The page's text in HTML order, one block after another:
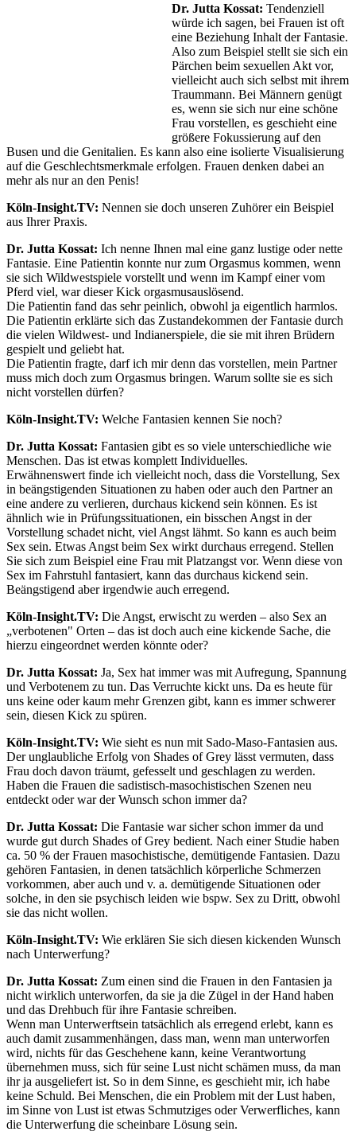
Dr. Jutta Kossat: Tendenziell
würde ich sagen, bei Frauen ist oft
eine Beziehung Inhalt der Fantasie.
Also zum Beispiel stellt sie sich ein
Pärchen beim sexuellen Akt vor,
vielleicht auch sich selbst mit ihrem
Traummann. Bei Männern genügt
es, wenn sie sich nur eine schöne
Frau vorstellen, es geschieht eine
größere Fokussierung auf den
Busen und die Genitalien. Es kann also eine isolierte Visualisierung
auf die Geschlechtsmerkmale erfolgen. Frauen denken dabei an
mehr als nur an den Penis!
Köln-Insight.TV: Nennen sie doch unseren Zuhörer ein Beispiel
aus Ihrer Praxis.
Dr. Jutta Kossat: Ich nenne Ihnen mal eine ganz lustige oder nette
Fantasie. Eine Patientin konnte nur zum Orgasmus kommen, wenn
sie sich Wildwestspiele vorstellt und wenn im Kampf einer vom
Pferd viel, war dieser Kick orgasmusauslösend.
Die Patientin fand das sehr peinlich, obwohl ja eigentlich harmlos.
Die Patientin erklärte sich das Zustandekommen der Fantasie durch
die vielen Wildwest- und Indianerspiele, die sie mit ihren Brüdern
gespielt und geliebt hat.
Die Patientin fragte, darf ich mir denn das vorstellen, mein Partner
muss mich doch zum Orgasmus bringen. Warum sollte sie es sich
nicht vorstellen dürfen?
Köln-Insight.TV: Welche Fantasien kennen Sie noch?
Dr. Jutta Kossat: Fantasien gibt es so viele unterschiedliche wie
Menschen. Das ist etwas komplett Individuelles.
Erwähnenswert finde ich vielleicht noch, dass die Vorstellung, Sex
in beängstigenden Situationen zu haben oder auch den Partner an
eine andere zu verlieren, durchaus kickend sein können. Es ist
ähnlich wie in Prüfungssituationen, ein bisschen Angst in der
Vorstellung schadet nicht, viel Angst lähmt. So kann es auch beim
Sex sein. Etwas Angst beim Sex wirkt durchaus erregend. Stellen
Sie sich zum Beispiel eine Frau mit Platzangst vor. Wenn diese von
Sex im Fahrstuhl fantasiert, kann das durchaus kickend sein.
Beängstigend aber irgendwie auch erregend.
Köln-Insight.TV: Die Angst, erwischt zu werden – also Sex an
„verbotenen" Orten – das ist doch auch eine kickende Sache, die
hierzu eingeordnet werden könnte oder?
Dr. Jutta Kossat: Ja, Sex hat immer was mit Aufregung, Spannung
und Verbotenem zu tun. Das Verruchte kickt uns. Da es heute für
uns keine oder kaum mehr Grenzen gibt, kann es immer schwerer
sein, diesen Kick zu spüren.
Köln-Insight.TV: Wie sieht es nun mit Sado-Maso-Fantasien aus.
Der unglaubliche Erfolg von Shades of Grey lässt vermuten, dass
Frau doch davon träumt, gefesselt und geschlagen zu werden.
Haben die Frauen die sadistisch-masochistischen Szenen neu
entdeckt oder war der Wunsch schon immer da?
Dr. Jutta Kossat: Die Fantasie war sicher schon immer da und
wurde gut durch Shades of Grey bedient. Nach einer Studie haben
ca. 50 % der Frauen masochistische, demütigende Fantasien. Dazu
gehören Fantasien, in denen tatsächlich körperliche Schmerzen
vorkommen, aber auch und v. a. demütigende Situationen oder
solche, in den sie psychisch leiden wie bspw. Sex zu Dritt, obwohl
sie das nicht wollen.
Köln-Insight.TV: Wie erklären Sie sich diesen kickenden Wunsch
nach Unterwerfung?
Dr. Jutta Kossat: Zum einen sind die Frauen in den Fantasien ja
nicht wirklich unterworfen, da sie ja die Zügel in der Hand haben
und das Drehbuch für ihre Fantasie schreiben.
Wenn man Unterwerftsein tatsächlich als erregend erlebt, kann es
auch damit zusammenhängen, dass man, wenn man unterworfen
wird, nichts für das Geschehene kann, keine Verantwortung
übernehmen muss, sich für seine Lust nicht schämen muss, da man
ihr ja ausgeliefert ist. So in dem Sinne, es geschieht mir, ich habe
keine Schuld. Bei Menschen, die ein Problem mit der Lust haben,
im Sinne von Lust ist etwas Schmutziges oder Verwerfliches, kann
die Unterwerfung die scheinbare Lösung sein.